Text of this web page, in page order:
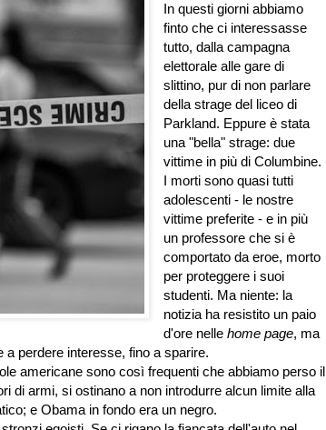
In questi giorni abbiamo
finto che ci interessasse
tutto, dalla campagna
elettorale alle gare di
slittino, pur di non parlare
della strage del liceo di
Parkland. Eppure è stata
una "bella" strage: due
vittime in più di Columbine.
I morti sono quasi tutti
adolescenti - le nostre
vittime preferite - e in più
un professore che si è
comportato da eroe, morto
per proteggere i suoi
studenti. Ma niente: la
notizia ha resistito un paio
d'ore nelle home page, ma
perdere interesse, fino a sparire.
americane sono così frequenti che abbiamo perso il
di armi, si ostinano a non introdurre alcun limite alla
e Obama in fondo era un negro.